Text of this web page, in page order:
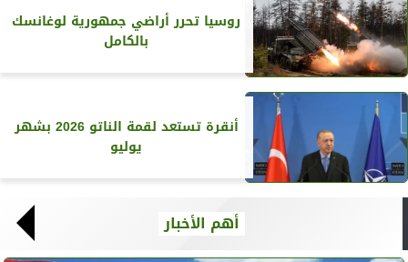
روسيا تحرر أراضي جمهورية لوغانسك
بالكامل
أنقرة تستعد لقمة الناتو 2026 بشهر
يوليو
أهم الأخبار